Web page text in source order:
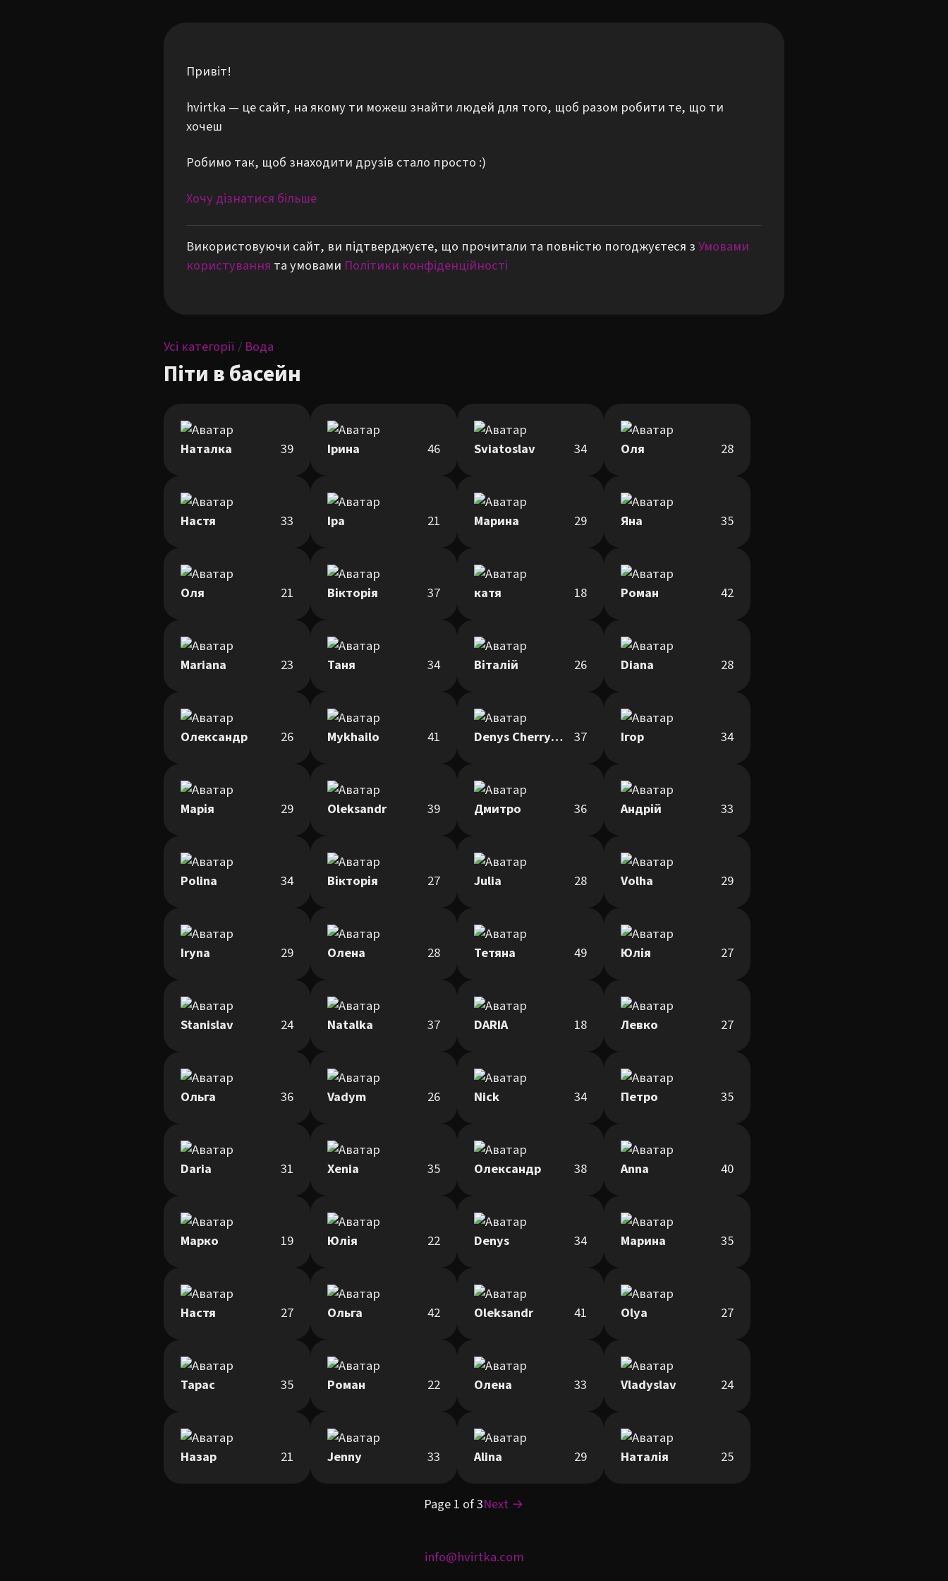
Привіт!
hvirtka — це сайт, на якому ти можеш знайти людей для того, щоб разом робити те, що ти
хочеш
Робимо так, щоб знаходити друзів стало просто :)
Хочу дізнатися більше
Використовуючи сайт, ви підтверджуєте, що прочитали та повністю погоджуєтеся зУмовами
користування та умовами Політики конфіденційності
Усі категорії / Вода
Піти в басейн
Наталка 39 Ірина 46 Sviatoslav 34 Оля 28
Настя 33 Іра 21 Марина 29 Яна 35
Оля 21 Вікторія 37 катя 18 Роман 42
Mariana 23 Таня 34 Віталій 26 Diana 28
Олександр 26 Mykhailo 41 Denys Cherryman 37 Ігор 34
Марія 29 Oleksandr 39 Дмитро 36 Андрій 33
Polina 34 Вікторія 27 Julia 28 Volha 29
Iryna 29 Олена 28 Тетяна 49 Юлія 27
Stanislav 24 Natalka 37 DARIA 18 Левко 27
Ольга 36 Vadym 26 Nick 34 Петро 35
Daria 31 Xenia 35 Олександр 38 Anna 40
Марко 19 Юлія 22 Denys 34 Марина 35
Настя 27 Ольга 42 Oleksandr 41 Olya 27
Тарас 35 Роман 22 Олена 33 Vladyslav 24
Назар 21 Jenny 33 Alina 29 Наталія 25
Page 1 of 3Next →
info@hvirtka.com